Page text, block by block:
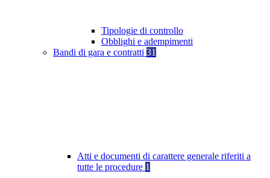
Tipologie di controllo
Obblighi e adempimenti
Bandi di gara e contratti 31
Atti e documenti di carattere generale riferiti a
tutte le procedure 1